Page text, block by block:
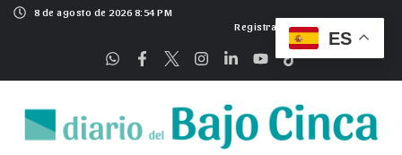
8 de agosto de 2026 8:54 PM
Registrarse
ES